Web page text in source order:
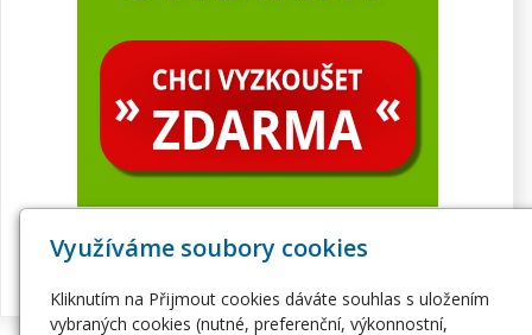
Využíváme soubory cookies
Kliknutím na Přijmout cookies dáváte souhlas s uložením
vybraných cookies (nutné, preferenční, výkonnostní,